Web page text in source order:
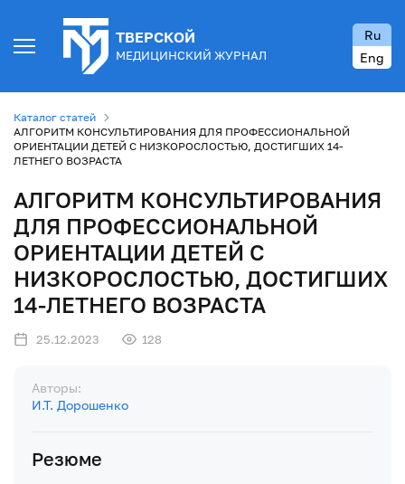
ТВЕРСКОЙ
МЕДИЦИНСКИЙ ЖУРНАЛ
Ru
Eng
Каталог статей
АЛГОРИТМ КОНСУЛЬТИРОВАНИЯ ДЛЯ ПРОФЕССИОНАЛЬНОЙ
ОРИЕНТАЦИИ ДЕТЕЙ С НИЗКОРОСЛОСТЬЮ, ДОСТИГШИХ 14-
ЛЕТНЕГО ВОЗРАСТА
АЛГОРИТМ КОНСУЛЬТИРОВАНИЯ
ДЛЯ ПРОФЕССИОНАЛЬНОЙ
ОРИЕНТАЦИИ ДЕТЕЙ С
НИЗКОРОСЛОСТЬЮ, ДОСТИГШИХ
14-ЛЕТНЕГО ВОЗРАСТА
25.12.2023 128
Авторы:
И.Т. Дорошенко
Резюме